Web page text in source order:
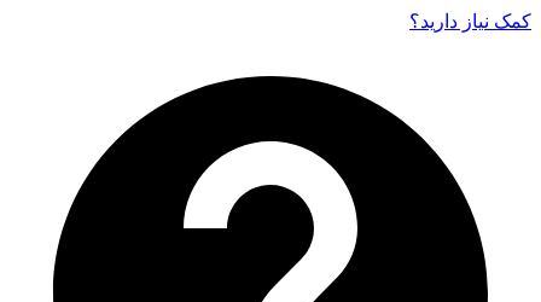
کمک نیاز دارید‌؟